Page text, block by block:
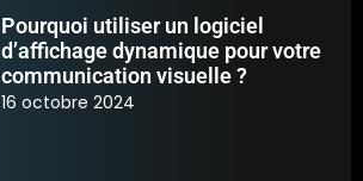
Pourquoi utiliser un logiciel
d’affichage dynamique pour votre
communication visuelle ?
16 octobre 2024